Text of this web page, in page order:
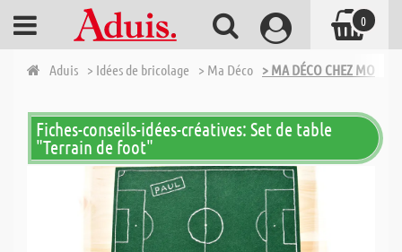
Aduis > Idées de bricolage > Ma Déco > MA DÉCO CHEZ MOI -
Fiches-conseils-idées-créatives: Set de table
"Terrain de foot"
0